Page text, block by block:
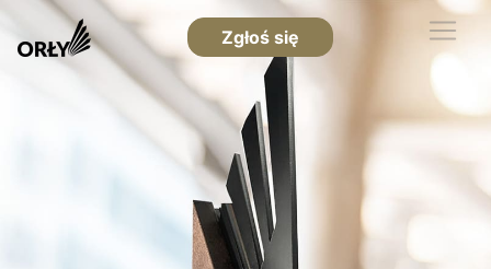
Zgłoś się